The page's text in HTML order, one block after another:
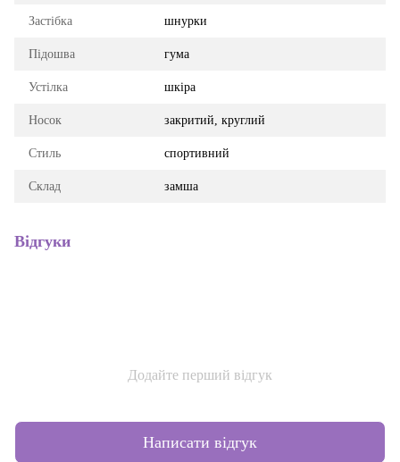
Застібка шнурки
Підошва гума
Устілка шкіра
Носок закритий, круглий
Стиль спортивний
Склад замша
Відгуки
Додайте перший відгук
Написати відгук